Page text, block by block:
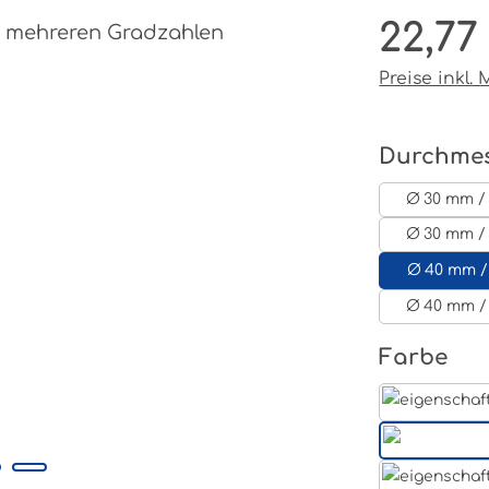
Regulärer
Preise inkl.
Ø 30 mm /
Ø 30 mm /
Ø 40 mm /
Ø 40 mm /
Farbe